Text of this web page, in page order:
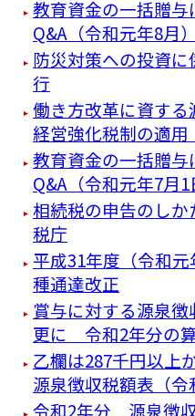
教育資金の一括贈
Q&A（令和元年8
防災対策への投資
行
働き方改革に資す
経営強化税制の適
教育資金の一括贈
Q&A（令和元年7
相続税の申告のし
税庁
平成31年度（令和
種通達改正
賞与に対する源泉
更に 令和2年分の
乙欄は287千円以
源泉徴収税額表（令
令和2年分 源泉徴